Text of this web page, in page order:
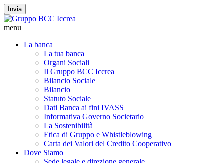
Invia
menu
La banca
La tua banca
Organi Sociali
Il Gruppo BCC Iccrea
Bilancio Sociale
Bilancio
Statuto Sociale
Dati Banca ai fini IVASS
Informativa Governo Societario
La Sostenibilità
Etica di Gruppo e Whistleblowing
Carta dei Valori del Credito Cooperativo
Dove Siamo
Sede legale e direzione generale